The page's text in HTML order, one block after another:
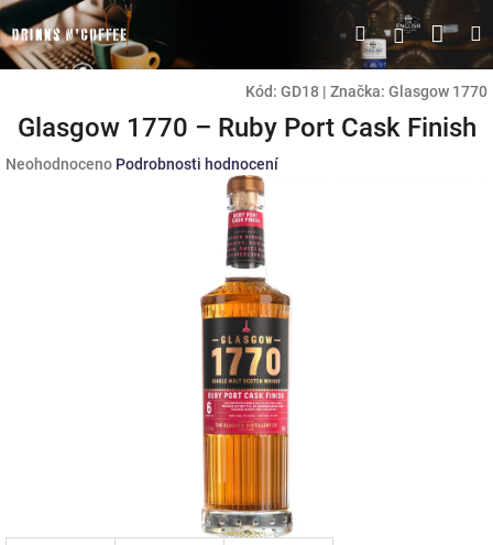
Přejít
na
obsah
HledatPřihlášení
Kód: GD18 | Značka: Glasgow 1770
Glasgow 1770 – Ruby Port Cask Finish
Průměrné
Neohodnoceno Podrobnosti hodnocení